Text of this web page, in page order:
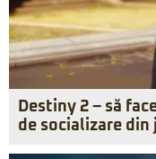
Destiny 2 – să
de socializare din